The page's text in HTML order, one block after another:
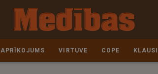
APRĪKOJUMS VIRTUVE COPE